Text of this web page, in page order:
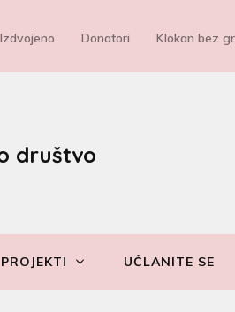
Izdvojeno Donatori Klokan bez
društvo
PROJEKTI UČLANITE SE